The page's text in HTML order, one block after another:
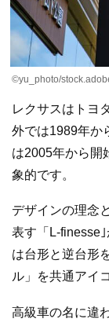
©yu_photo/
レクサスはトヨ
外では1989年か
は2005年から開
象的です。
デザインの理念
表す「L-finesse
は台形と逆台形
ル」を共通アイ
高級車の名に違